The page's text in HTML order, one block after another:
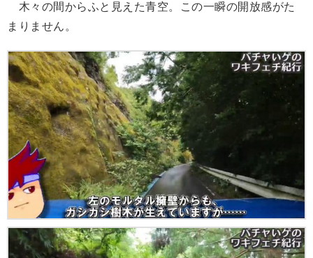
木々の間からふと見えた青空。この一瞬の開放感がた
まりません。